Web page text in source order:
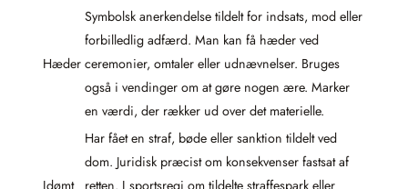
Hæder
Symbolsk anerkendelse tildelt for indsats, mod eller
forbilledlig adfærd. Man kan få hæder ved
ceremonier, omtaler eller udnævnelser. Bruges
også i vendinger om at gøre nogen ære. Marker
en værdi, der rækker ud over det materielle.
Har fået en straf, bøde eller sanktion tildelt ved
dom. Juridisk præcist om konsekvenser fastsat af